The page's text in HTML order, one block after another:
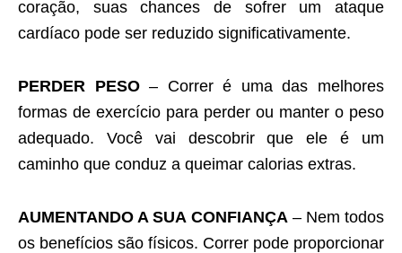
coração, suas chances de sofrer um ataque
cardíaco pode ser reduzido significativamente.
PERDER PESO– Correr é uma das melhores
formas de exercício para perder ou manter o peso
adequado. Você vai descobrir que ele é um
caminho que conduz a queimar calorias extras.
AUMENTANDO A SUA CONFIANÇA– Nem todos
os benefícios são físicos. Correr pode proporcionar